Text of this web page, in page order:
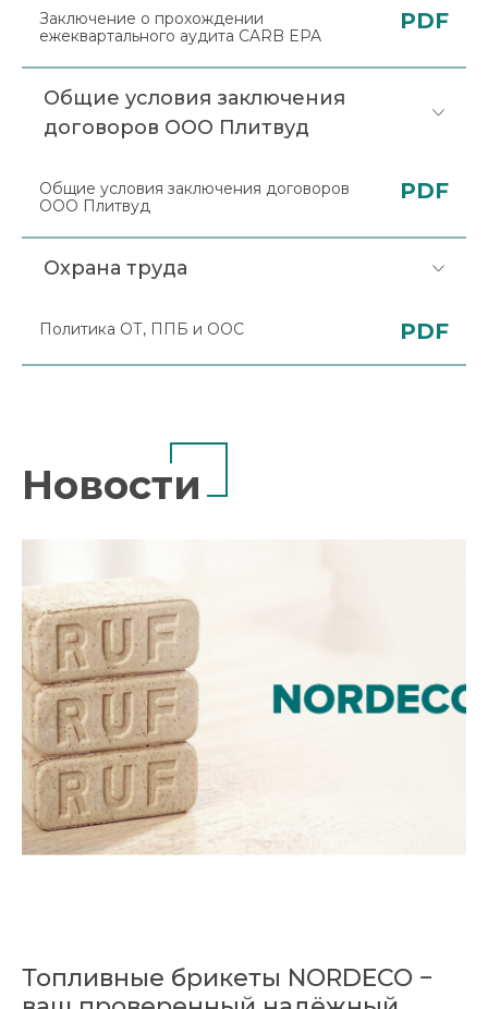
Заключение о прохождении
ежеквартального аудита CARB EPA
PDF
Общие условия заключения
договоров ООО Плитвуд
Общие условия заключения договоров
ООО Плитвуд
PDF
Охрана труда
Политика ОТ, ППБ и ООС PDF
Новости
Топливные брикеты NORDECO −